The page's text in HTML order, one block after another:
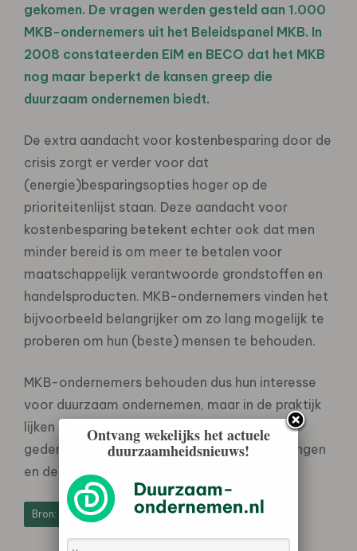
gekomen. De vragen werden gesteld aan 1.000
MKB-ondernemers uit het Beleidspanel MKB. In
2008 constateerden EIM en BECO dat het MKB
nog maar beperkt de kansen greep die
duurzaam ondernemen biedt.
De extra aandacht voor kostenbesparing door de
crisis zorgt er verder voor dat
(energie)besparingsopties hoger op de
prioriteitenlijst staan. Deze aandacht voor
kostenbesparing betekent echter ook dat men
minder bereid is om meer te betalen voor
maatschappelijk verantwoorde grondstoffen en
handelsproducten. MKB-ondernemers vinden het
bijvoorbeeld belangrijker om zo lang mogelijk te
proberen om hun (beste) mensen te behouden.
MKB-ondernemers behouden dus hun interesse
voor duurzaam ondernemen, maar in de praktijk
lijken acties nog wel enigszins te worden
gedempt door de huidige financiële beperkingen
en de noodzaak voor kostenbesparingen.
Bron: Kennissite MKB en ondernemerschap
Ontvang wekelijks het actuele
duurzaamheidsnieuws!